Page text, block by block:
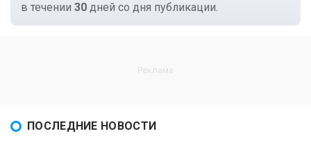
в течении 30 дней со дня публикации.
ПОСЛЕДНИЕ НОВОСТИ